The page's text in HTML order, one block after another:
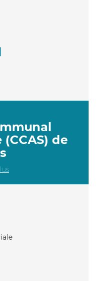
de